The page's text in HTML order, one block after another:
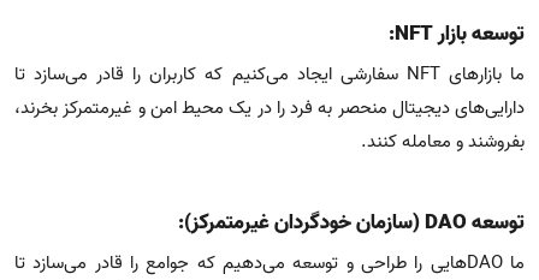
توسعه بازار NFT:
ما بازارهای NFT سفارشی ایجاد می‌کنیم که کاربران را قادر می‌سازد تا
دارایی‌های دیجیتال منحصر به فرد را در یک محیط امن و غیرمتمرکز بخرند،
بفروشند و معامله کنند.
توسعه DAO (سازمان خودگردان غیرمتمرکز):
ما DAOهایی را طراحی و توسعه می‌دهیم که جوامع را قادر می‌سازد تا